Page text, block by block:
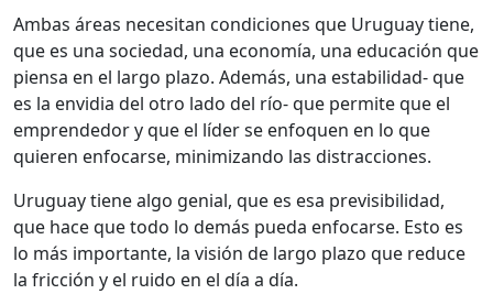
Ambas áreas necesitan condiciones que Uruguay tiene,
que es una sociedad, una economía, una educación que
piensa en el largo plazo. Además, una estabilidad- que
es la envidia del otro lado del río- que permite que el
emprendedor y que el líder se enfoquen en lo que
quieren enfocarse, minimizando las distracciones.
Uruguay tiene algo genial, que es esa previsibilidad,
que hace que todo lo demás pueda enfocarse. Esto es
lo más importante, la visión de largo plazo que reduce
la fricción y el ruido en el día a día.